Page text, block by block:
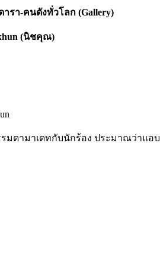
ารา-คนดังทั่วโลก (Gallery)
(นิชคุณ)
มดามาเดทกับนักร้อง ประมาณว่าแอ